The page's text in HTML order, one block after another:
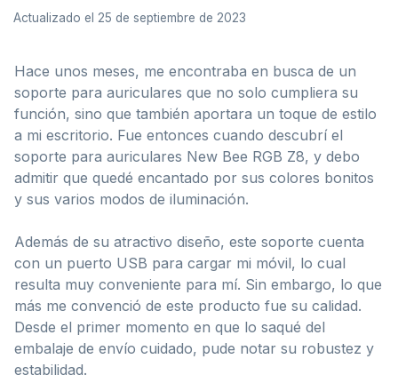
Actualizado el 25 de septiembre de 2023
Hace unos meses, me encontraba en busca de un
soporte para auriculares que no solo cumpliera su
función, sino que también aportara un toque de estilo
a mi escritorio. Fue entonces cuando descubrí el
soporte para auriculares New Bee RGB Z8, y debo
admitir que quedé encantado por sus colores bonitos
y sus varios modos de iluminación.
Además de su atractivo diseño, este soporte cuenta
con un puerto USB para cargar mi móvil, lo cual
resulta muy conveniente para mí. Sin embargo, lo que
más me convenció de este producto fue su calidad.
Desde el primer momento en que lo saqué del
embalaje de envío cuidado, pude notar su robustez y
estabilidad.